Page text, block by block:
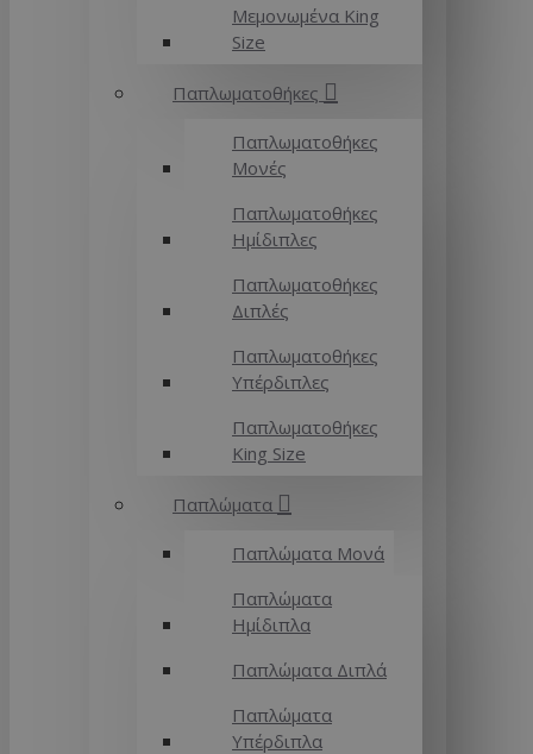
Μεμονωμένα King
Size
Παπλωματοθήκες
Παπλωματοθήκες
Μονές
Παπλωματοθήκες
Ημίδιπλες
Παπλωματοθήκες
Διπλές
Παπλωματοθήκες
Υπέρδιπλες
Παπλωματοθήκες
King Size
Παπλώματα
Παπλώματα Μονά
Παπλώματα
Ημίδιπλα
Παπλώματα Διπλά
Παπλώματα
Υπέρδιπλα